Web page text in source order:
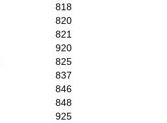
818
820
821
920
825
837
846
848
925